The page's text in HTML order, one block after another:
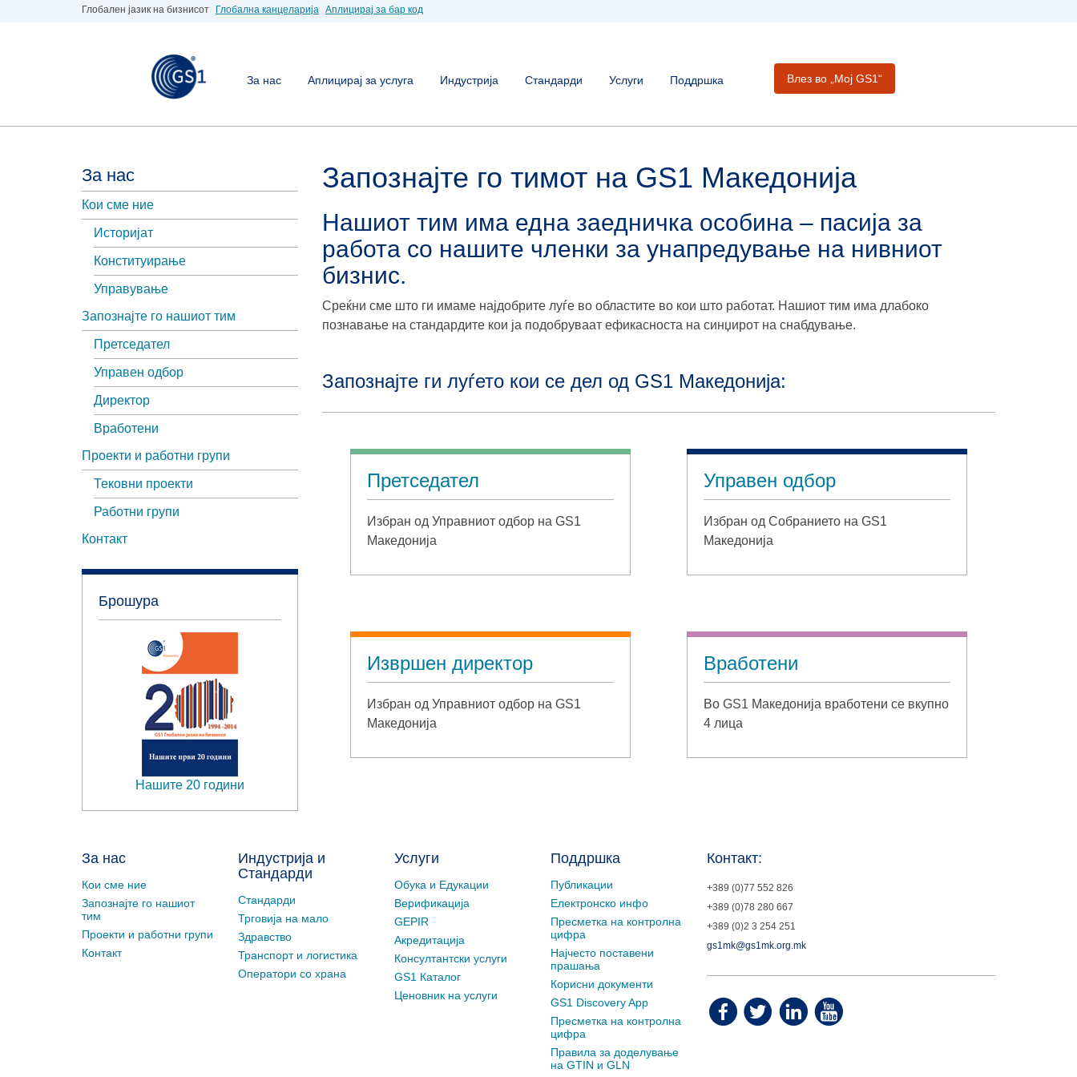
Глобален јазик на бизнисот Глобална канцеларија Аплицирај за бар код
За нас Аплицирај за услуга Индустрија Стандарди Услуги Поддршка Влез во „Moj GS1“
За нас
Кои сме ние
Историјат
Конституирање
Управување
Запознајте го нашиот тим
Претседател
Управен одбор
Директор
Вработени
Проекти и работни групи
Тековни проекти
Работни групи
Контакт
Брошура
Нашите 20 години
Запознајте го тимот на GS1 Македонија
Нашиот тим има една заедничка особина – пасија за
работа со нашите членки за унапредување на нивниот
бизнис.
Среќни сме што ги имаме најдобрите луѓе во областите во кои што работат. Нашиот тим има длабоко
познавање на стандардите кои ја подобруваат ефикасноста на синџирот на снабдување.
Запознајте ги луѓето кои се дел од GS1 Македонија:
Претседател
Избран од Управниот одбор на GS1
Македонија
Управен одбор
Избран од Собранието на GS1
Македонија
Извршен директор
Избран од Управниот одбор на GS1
Македонија
Вработени
Во GS1 Македонија вработени се вкупно
4 лица
За нас
Кои сме ние
Запознајте го нашиот
тим
Проекти и работни групи
Контакт
Индустрија и
Стандарди
Стандарди
Трговија на мало
Здравство
Транспорт и логистика
Оператори со храна
Услуги
Обука и Едукации
Верификација
GEPIR
Акредитација
Консултантски услуги
GS1 Каталог
Ценовник на услуги
Поддршка
Публикации
Електронско инфо
Пресметка на контролна
цифра
Најчесто поставени
прашања
Корисни документи
GS1 Discovery App
Пресметка на контролна
цифра
Правила за доделување
на GTIN и GLN
Контакт:
+389 (0)77 552 826
+389 (0)78 280 667
+389 (0)2 3 254 251
gs1mk@gs1mk.org.mk